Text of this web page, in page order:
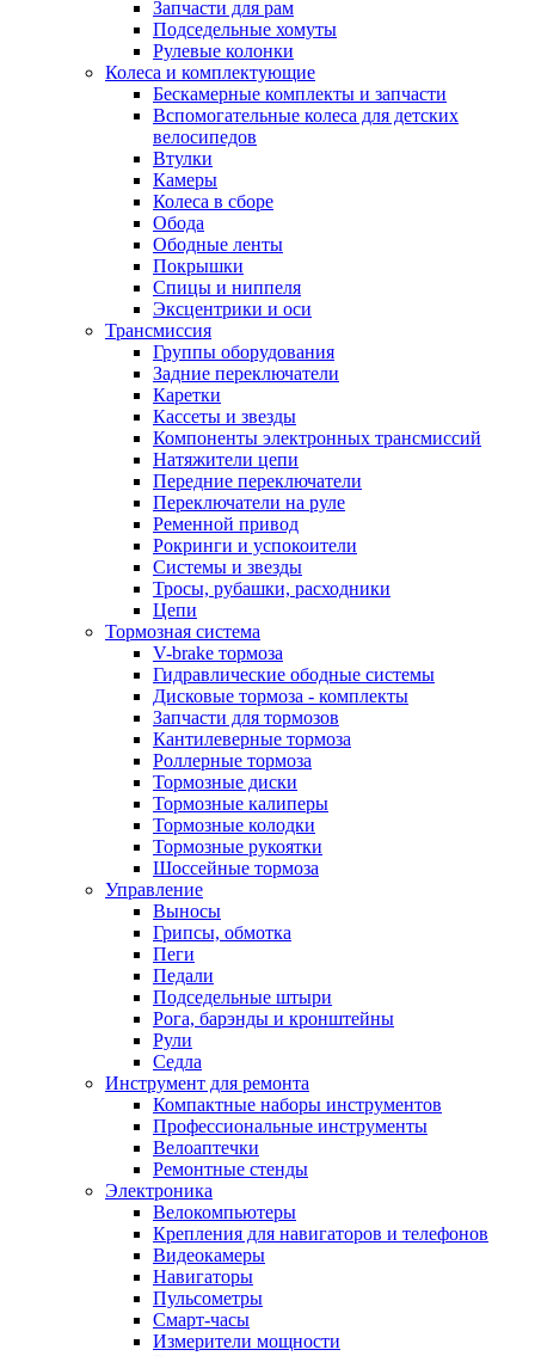
Запчасти для рам
Подседельные хомуты
Рулевые колонки
Колеса и комплектующие
Бескамерные комплекты и запчасти
Вспомогательные колеса для детских
велосипедов
Втулки
Камеры
Колеса в сборе
Обода
Ободные ленты
Покрышки
Спицы и ниппеля
Эксцентрики и оси
Трансмиссия
Группы оборудования
Задние переключатели
Каретки
Кассеты и звезды
Компоненты электронных трансмиссий
Натяжители цепи
Передние переключатели
Переключатели на руле
Ременной привод
Рокринги и успокоители
Системы и звезды
Тросы, рубашки, расходники
Цепи
Тормозная система
V-brake тормоза
Гидравлические ободные системы
Дисковые тормоза - комплекты
Запчасти для тормозов
Кантилеверные тормоза
Роллерные тормоза
Тормозные диски
Тормозные калиперы
Тормозные колодки
Тормозные рукоятки
Шоссейные тормоза
Управление
Выносы
Грипсы, обмотка
Пеги
Педали
Подседельные штыри
Рога, барэнды и кронштейны
Рули
Седла
Инструмент для ремонта
Компактные наборы инструментов
Профессиональные инструменты
Велоаптечки
Ремонтные стенды
Электроника
Велокомпьютеры
Крепления для навигаторов и телефонов
Видеокамеры
Навигаторы
Пульсометры
Смарт-часы
Измерители мощности